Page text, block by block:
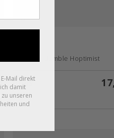
Reindeer Bumble Hoptimist
Preis
Mail direkt
damit
unseren
und